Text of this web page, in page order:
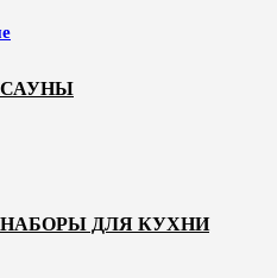
ДЛЯ КУХНИ